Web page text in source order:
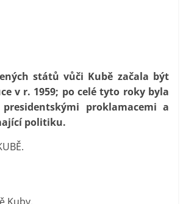
států vůči Kubě začala být
v r. 1959; po celé tyto roky byla
proklamacemi a
politiku.